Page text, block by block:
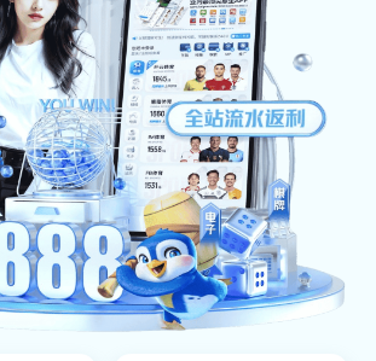
关于东升国际 东升国际 中心 东升国际